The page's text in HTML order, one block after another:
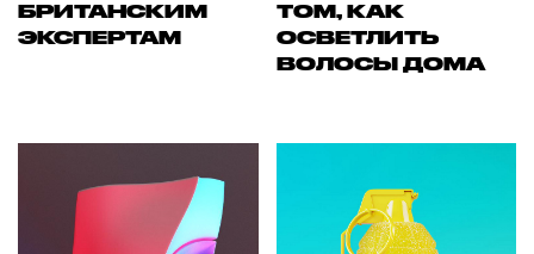
БРИТАНСКИМ
ЭКСПЕРТАМ
ТОМ, КАК
ОСВЕТЛИТЬ
ВОЛОСЫ ДОМА